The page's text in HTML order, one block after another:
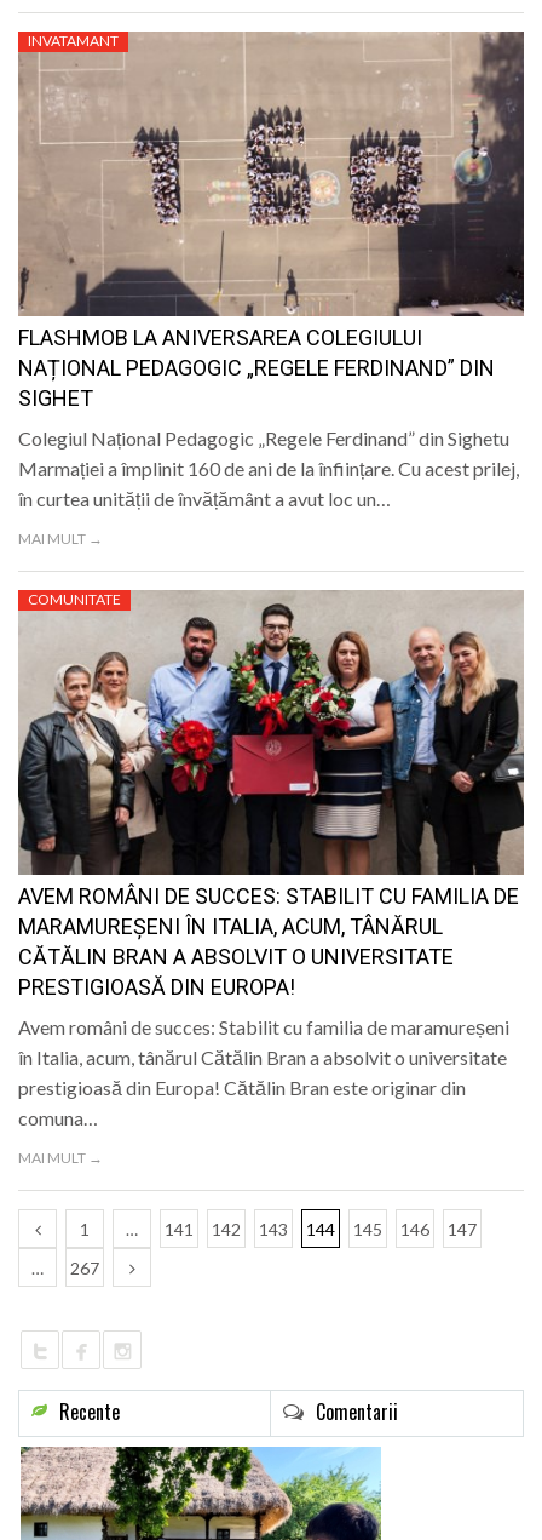
INVATAMANT
FLASHMOB LA ANIVERSAREA COLEGIULUI
NAȚIONAL PEDAGOGIC „REGELE FERDINAND” DIN
SIGHET
Colegiul Național Pedagogic „Regele Ferdinand” din Sighetu
Marmației a împlinit 160 de ani de la înființare. Cu acest prilej,
în curtea unității de învățământ a avut loc un…
MAI MULT →
COMUNITATE
AVEM ROMÂNI DE SUCCES: STABILIT CU FAMILIA DE
MARAMUREȘENI ÎN ITALIA, ACUM, TÂNĂRUL
CĂTĂLIN BRAN A ABSOLVIT O UNIVERSITATE
PRESTIGIOASĂ DIN EUROPA!
Avem români de succes: Stabilit cu familia de maramureșeni
în Italia, acum, tânărul Cătălin Bran a absolvit o universitate
prestigioasă din Europa! Cătălin Bran este originar din
comuna…
MAI MULT →
1 … 141 142 143 144 145 146
147
…
267
Recente Comentarii